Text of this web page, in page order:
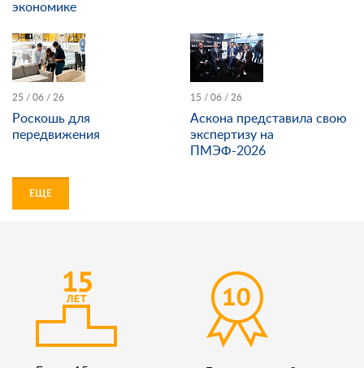
экономике
25 / 06 / 26
Роскошь для
передвижения
15 / 06 / 26
Аскона представила свою
экспертизу на
ПМЭФ-2026
ЕЩЕ